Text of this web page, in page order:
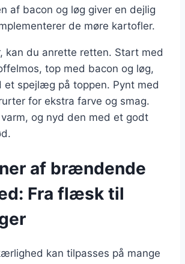
af bacon og løg giver en dejlig
de møre kartofler.
kan du anrette retten. Start med
top med bacon og løg,
et spejlæg på toppen. Pynt med
for ekstra farve og smag.
og nyd den med et godt
af brændende
Fra flæsk til
kan tilpasses på mange